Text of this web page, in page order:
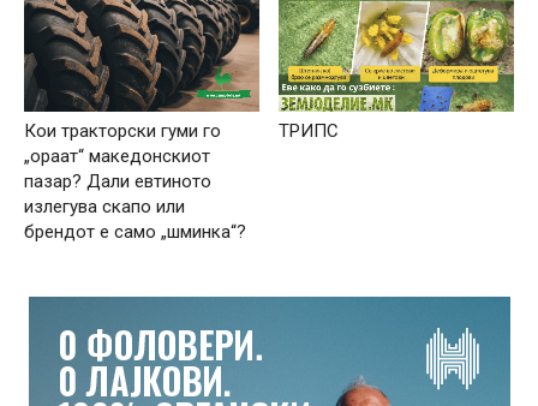
Кои тракторски гуми го
„ораат“ македонскиот
пазар? Дали евтиното
излегува скапо или
брендот е само „шминка“?
ТРИПС